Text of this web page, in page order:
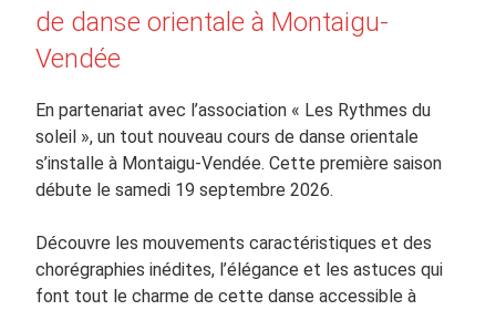
de danse orientale à Montaigu-
Vendée
En partenariat avec l’association « Les Rythmes du
soleil », un tout nouveau cours de danse orientale
s’installe à Montaigu-Vendée. Cette première saison
débute le samedi 19 septembre 2026.
Découvre les mouvements caractéristiques et des
chorégraphies inédites, l’élégance et les astuces qui
font tout le charme de cette danse accessible à